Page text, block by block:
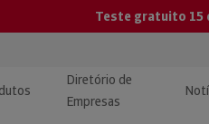
Teste gratuito 15
Diretório de
Empresas